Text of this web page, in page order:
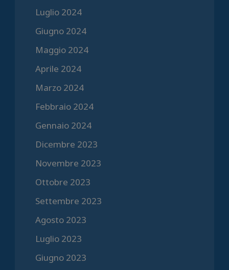
Luglio 2024
Giugno 2024
Maggio 2024
Aprile 2024
Marzo 2024
Febbraio 2024
Gennaio 2024
Dicembre 2023
Novembre 2023
Ottobre 2023
Settembre 2023
Agosto 2023
Luglio 2023
Giugno 2023